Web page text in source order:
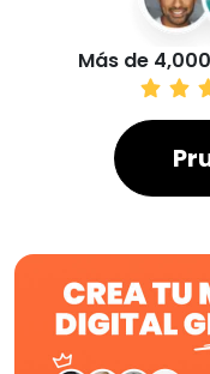
Más de